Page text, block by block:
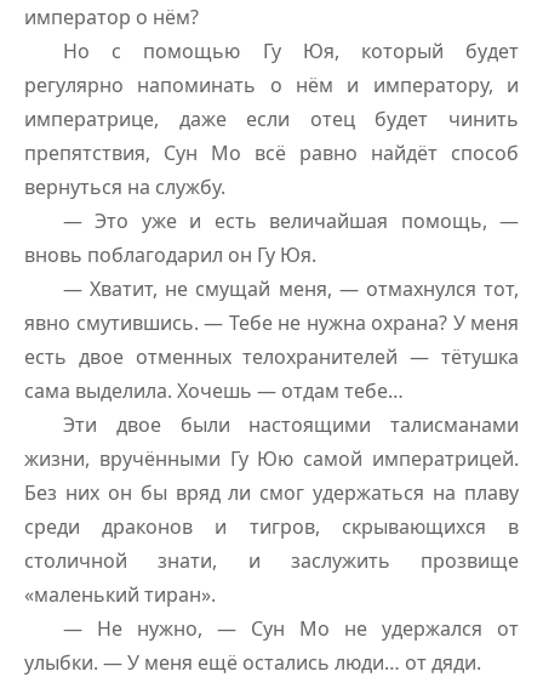
император о нём?
Но с помощью Гу Юя, который будет
регулярно напоминать о нём и императору, и
императрице, даже если отец будет чинить
препятствия, Сун Мо всё равно найдёт способ
вернуться на службу.
— Это уже и есть величайшая помощь, —
вновь поблагодарил он Гу Юя.
— Хватит, не смущай меня, — отмахнулся тот,
явно смутившись. — Тебе не нужна охрана? У меня
есть двое отменных телохранителей — тётушка
сама выделила. Хочешь — отдам тебе…
Эти двое были настоящими талисманами
жизни, вручёнными Гу Юю самой императрицей.
Без них он бы вряд ли смог удержаться на плаву
среди драконов и тигров, скрывающихся в
столичной знати, и заслужить прозвище
«маленький тиран».
— Не нужно, — Сун Мо не удержался от
улыбки. — У меня ещё остались люди… от дяди.